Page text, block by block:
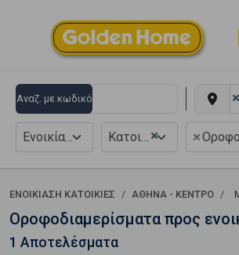
Αναζ. με κωδικό ×
×
Κατοικία ×
ΕΝΟΙΚΊΑΣΗ ΚΑΤΟΙΚΊΕΣ ΑΘΉΝΑ - ΚΈΝΤΡΟ
Οροφοδιαμερίσματα προς
1 Αποτελέσματα